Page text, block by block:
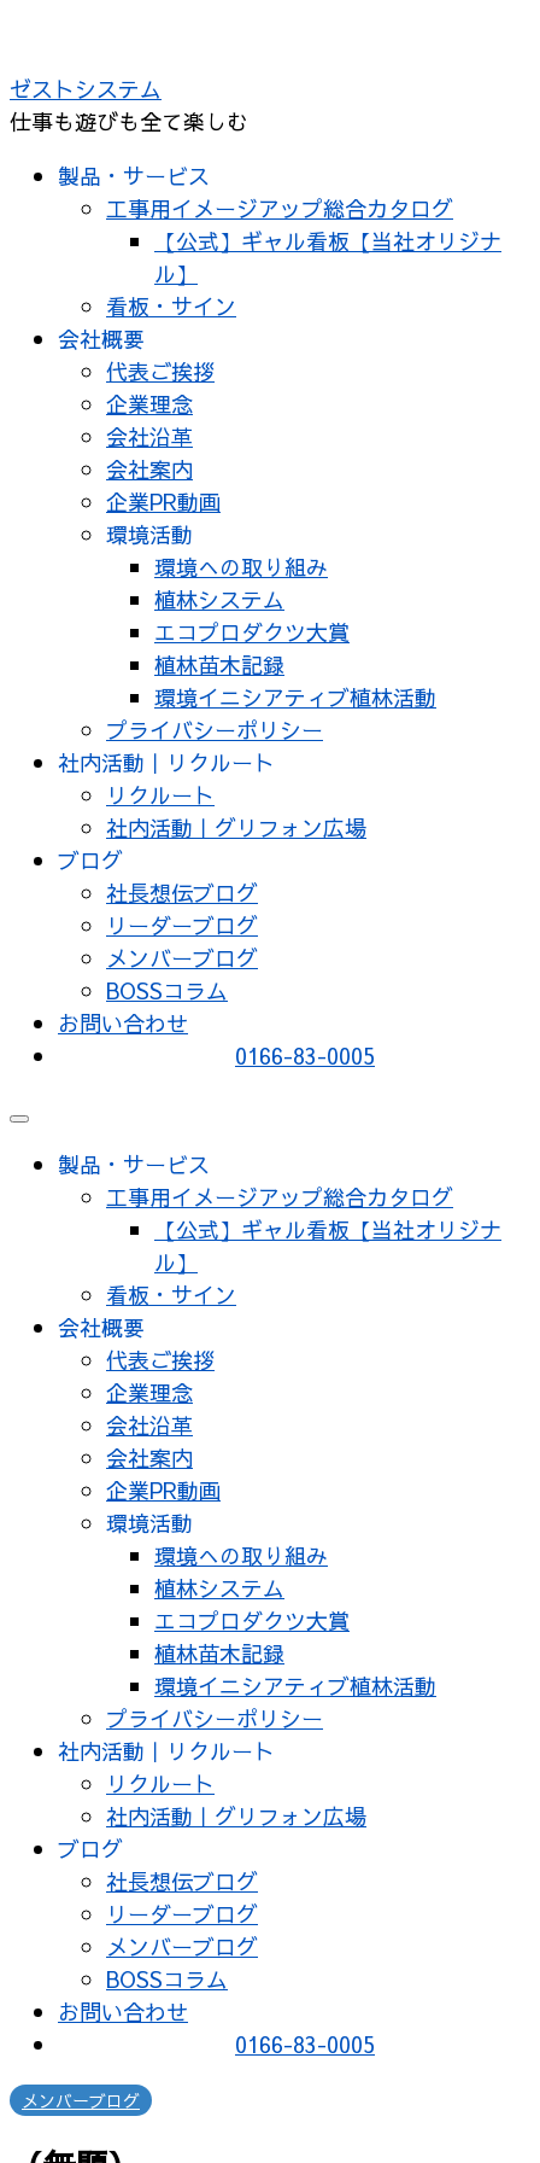
テ
ン
ゼストシステム
仕事も遊びも全て楽しむ
製品・サービス
工事用イメージアップ総合カタログ
【公式】ギャル看板【当社オリジナ
ル】
看板・サイン
会社概要
代表ご挨拶
企業理念
会社沿革
会社案内
企業PR動画
環境活動
環境への取り組み
植林システム
エコプロダクツ大賞
植林苗木記録
環境イニシアティブ植林活動
プライバシーポリシー
社内活動｜リクルート
リクルート
社内活動｜グリフォン広場
ブログ
社長想伝ブログ
リーダーブログ
メンバーブログ
BOSSコラム
お問い合わせ
0166-83-0005
メ
製品・サービス
工事用イメージアップ総合カタログ
【公式】ギャル看板【当社オリジナ
ル】
看板・サイン
会社概要
代表ご挨拶
企業理念
会社沿革
会社案内
企業PR動画
環境活動
環境への取り組み
植林システム
エコプロダクツ大賞
植林苗木記録
環境イニシアティブ植林活動
プライバシーポリシー
社内活動｜リクルート
リクルート
社内活動｜グリフォン広場
ブログ
社長想伝ブログ
リーダーブログ
メンバーブログ
BOSSコラム
お問い合わせ
0166-83-0005
メンバーブログ